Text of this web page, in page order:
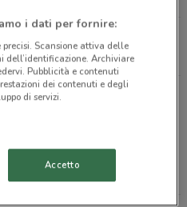
i dati per fornire:
Scansione attiva delle
dell’identificazione. Archiviare
Pubblicità e contenuti
dei contenuti e degli
di servizi.
Accetto